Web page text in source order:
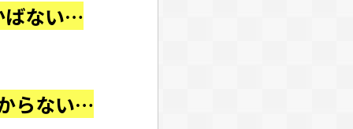
ばない…
らない…